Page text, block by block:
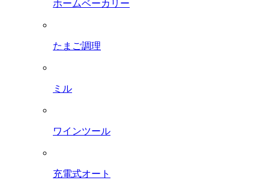
ホームベーカリー
たまご調理
ミル
ワインツール
充電式オート